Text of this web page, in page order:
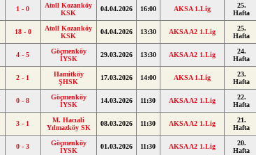
1 - 0
Atoll Kozanköy
KSK
04.04.2026 16:00 AKSA 1.Lig
25.
Hafta
18 - 0
Atoll Kozanköy
KSK
04.04.2026 13:30 AKSA A2 1.Lig
25.
Hafta
4 - 5
Göçmenköy
İYSK
29.03.2026 13:30 AKSA A2 1.Lig
24.
Hafta
2 - 1
Hamitköy
ŞHSK
17.03.2026 14:00 AKSA 1.Lig
23.
Hafta
0 - 8
Göçmenköy
İYSK
14.03.2026 11:30 AKSA A2 1.Lig
22.
Hafta
3 - 1
M. Hacıali
Yılmazköy SK
08.03.2026 11:30 AKSA A2 1.Lig
21.
Hafta
0 - 3
Göçmenköy
İYSK
01.03.2026 11:30 AKSA A2 1.Lig
20.
Hafta